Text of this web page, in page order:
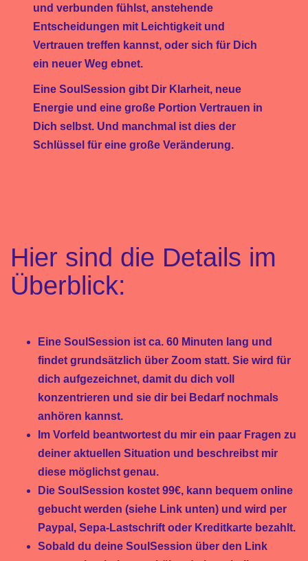
und verbunden fühlst, anstehende
Entscheidungen mit Leichtigkeit und
Vertrauen treffen kannst, oder sich für Dich
ein neuer Weg ebnet.
Eine SoulSession gibt Dir Klarheit, neue
Energie und eine große Portion Vertrauen in
Dich selbst. Und manchmal ist dies der
Schlüssel für eine große Veränderung.
Hier sind die Details im
Überblick:
Eine SoulSession ist ca. 60 Minuten lang und
findet grundsätzlich über Zoom statt. Sie wird für
dich aufgezeichnet, damit du dich voll
konzentrieren und sie dir bei Bedarf nochmals
anhören kannst.
Im Vorfeld beantwortest du mir ein paar Fragen zu
deiner aktuellen Situation und beschreibst mir
diese möglichst genau.
Die SoulSession kostet 99€, kann bequem online
gebucht werden (siehe Link unten) und wird per
Paypal, Sepa-Lastschrift oder Kreditkarte bezahlt.
Sobald du deine SoulSession über den Link